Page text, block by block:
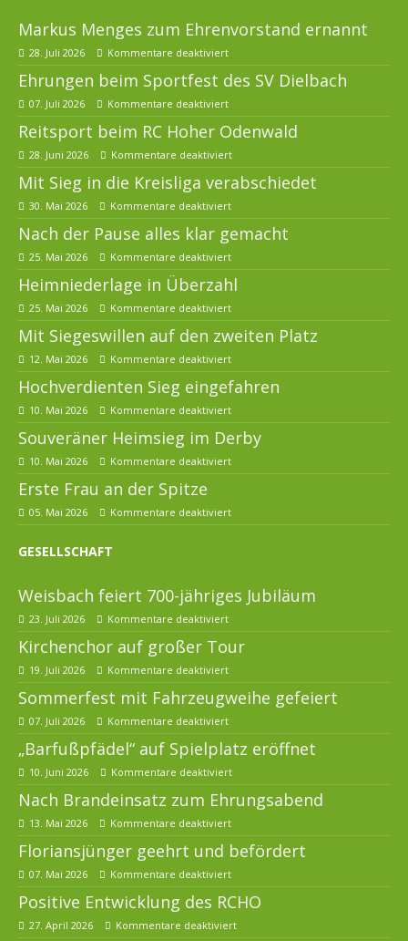
Markus Menges zum Ehrenvorstand ernannt
28. Juli 2026 Kommentare deaktiviert
Ehrungen beim Sportfest des SV Dielbach
07. Juli 2026 Kommentare deaktiviert
Reitsport beim RC Hoher Odenwald
28. Juni 2026 Kommentare deaktiviert
Mit Sieg in die Kreisliga verabschiedet
30. Mai 2026 Kommentare deaktiviert
Nach der Pause alles klar gemacht
25. Mai 2026 Kommentare deaktiviert
Heimniederlage in Überzahl
25. Mai 2026 Kommentare deaktiviert
Mit Siegeswillen auf den zweiten Platz
12. Mai 2026 Kommentare deaktiviert
Hochverdienten Sieg eingefahren
10. Mai 2026 Kommentare deaktiviert
Souveräner Heimsieg im Derby
10. Mai 2026 Kommentare deaktiviert
Erste Frau an der Spitze
05. Mai 2026 Kommentare deaktiviert
GESELLSCHAFT
Weisbach feiert 700-jähriges Jubiläum
23. Juli 2026 Kommentare deaktiviert
Kirchenchor auf großer Tour
19. Juli 2026 Kommentare deaktiviert
Sommerfest mit Fahrzeugweihe gefeiert
07. Juli 2026 Kommentare deaktiviert
„Barfußpfädel“ auf Spielplatz eröffnet
10. Juni 2026 Kommentare deaktiviert
Nach Brandeinsatz zum Ehrungsabend
13. Mai 2026 Kommentare deaktiviert
Floriansjünger geehrt und befördert
07. Mai 2026 Kommentare deaktiviert
Positive Entwicklung des RCHO
27. April 2026 Kommentare deaktiviert